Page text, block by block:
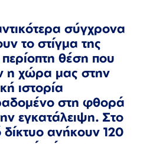
σύγχρονα
το στίγμα της
θέση που
η χώρα μας στην
ιστορία
στη φθορά
εγκατάλειψη. Στο
ανήκουν 120